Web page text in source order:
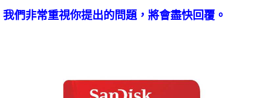
我們非常重視你提出的問題，將會盡快回覆。